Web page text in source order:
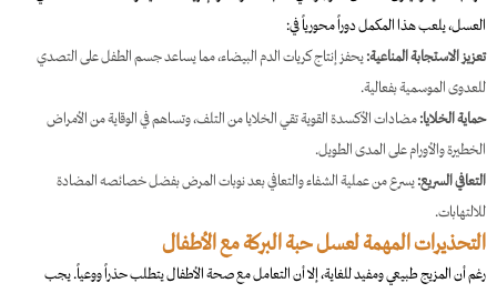
العسل، يلعب هذا المكمل دوراً محورياً في:
تعزيز الاستجابة المناعية:يحفز إنتاج كريات الدم البيضاء، مما يساعد جسم الطفل على التصدي
للعدوى الموسمية بفعالية.
حماية الخلايا:مضادات الأكسدة القوية تقي الخلايا من التلف، وتساهم في الوقاية من الأمراض
الخطيرة والأورام على المدى الطويل.
التعافي السريع:يسرع من عملية الشفاء والتعافي بعد نوبات المرض بفضل خصائصه المضادة
للالتهابات.
التحذيرات المهمة لعسل حبة البركة مع الأطفال
رغم أن المزيج طبيعي ومفيد للغاية، إلا أن التعامل مع صحة الأطفال يتطلب حذراً ووعياً. يجب